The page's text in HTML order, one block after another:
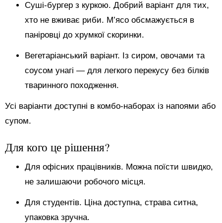
Суші-бургер з куркою. Добрий варіант для тих,
хто не вживає риби. М’ясо обсмажується в
паніровці до хрумкої скоринки.
Вегетаріанський варіант. Із сиром, овочами та
соусом унагі — для легкого перекусу без білків
тваринного походження.
Усі варіанти доступні в комбо-наборах із напоями або
супом.
Для кого це рішення?
Для офісних працівників. Можна поїсти швидко,
не залишаючи робочого місця.
Для студентів. Ціна доступна, страва ситна,
упаковка зручна.